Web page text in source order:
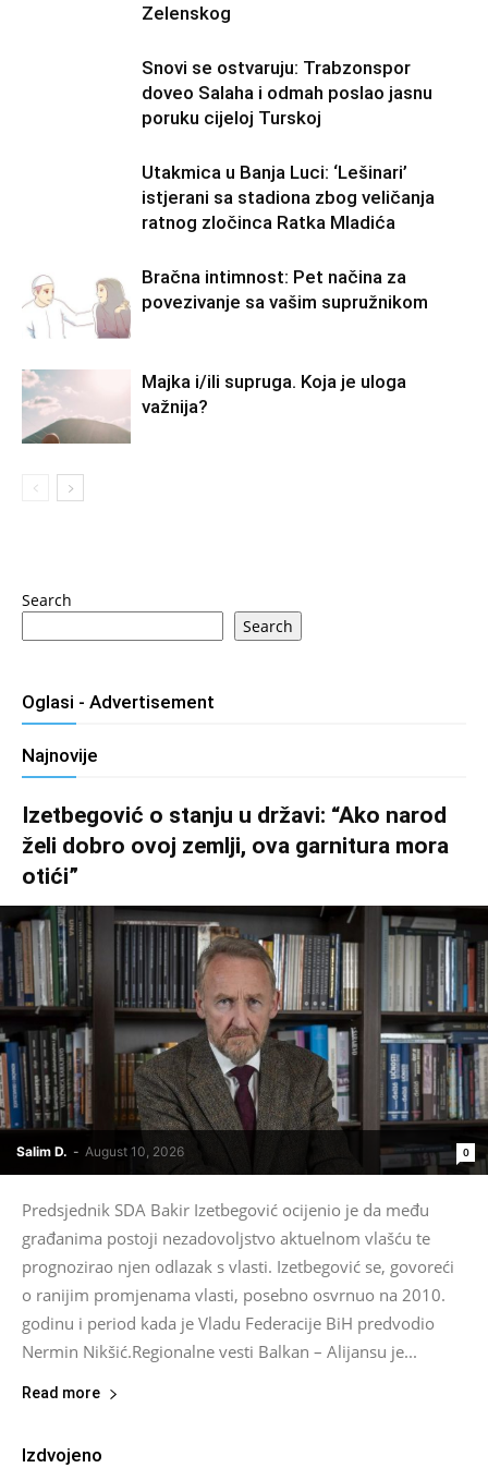
Zelenskog
Snovi se ostvaruju: Trabzonspor
doveo Salaha i odmah poslao jasnu
poruku cijeloj Turskoj
Utakmica u Banja Luci: ‘Lešinari’
istjerani sa stadiona zbog veličanja
ratnog zločinca Ratka Mladića
Bračna intimnost: Pet načina za
povezivanje sa vašim supružnikom
Majka i/ili supruga. Koja je uloga
važnija?
Search
Search
Oglasi - Advertisement
Najnovije
Izetbegović o stanju u državi: “Ako narod
želi dobro ovoj zemlji, ova garnitura mora
otići”
Salim D. - August 10, 2026 0
Predsjednik SDA Bakir Izetbegović ocijenio je da među
građanima postoji nezadovoljstvo aktuelnom vlašću te
prognozirao njen odlazak s vlasti. Izetbegović se, govoreći
o ranijim promjenama vlasti, posebno osvrnuo na 2010.
godinu i period kada je Vladu Federacije BiH predvodio
Nermin Nikšić.Regionalne vesti Balkan – Alijansu je...
Read more
Izdvojeno